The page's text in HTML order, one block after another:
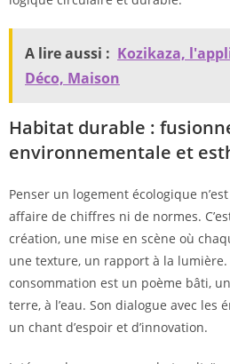
A lire aussi : Kozikaza,
Déco, Maison
Habitat durable :
environnementale et
Penser un logement écologique
affaire de chiffres ni de normes.
création, une mise en scène où
une texture, un rapport à la lumière.
consommation est un poème bâti,
terre, à l’eau. Son dialogue avec les
un chant d’espoir et d’innovation.